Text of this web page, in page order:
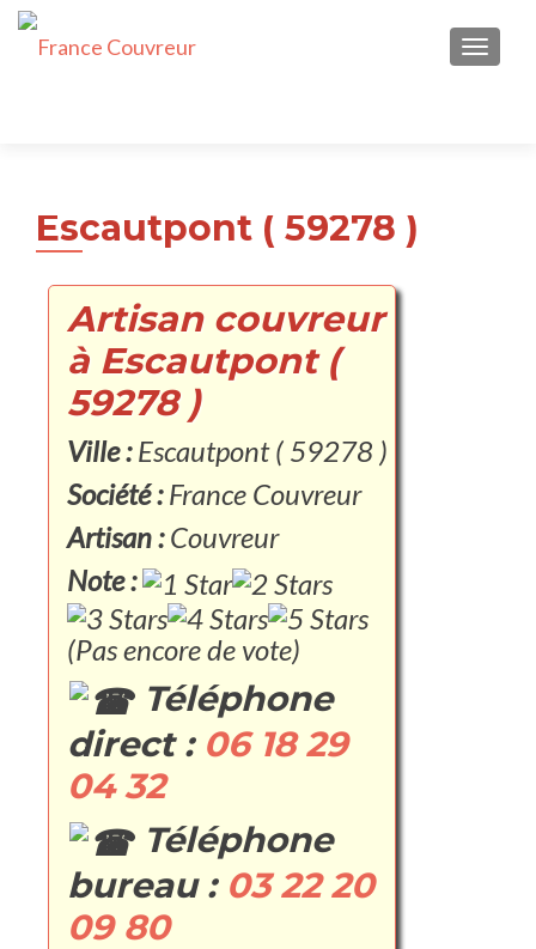
Escautpont ( 59278 )
Artisan couvreur
à Escautpont (
59278 )
Ville :Escautpont ( 59278 )
Société :France Couvreur
Artisan :Couvreur
Note :
(Pas encore de vote)
Téléphone
direct : 06 18 29
04 32
Téléphone
bureau : 03 22 20
09 80